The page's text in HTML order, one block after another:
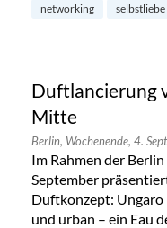
networking
selbstliebe
Duftlancierung
Mitte
Berlin, Wochenende, 4.
Im Rahmen der
September
Duftkonzept: Ungaro
und urban – ein Eau